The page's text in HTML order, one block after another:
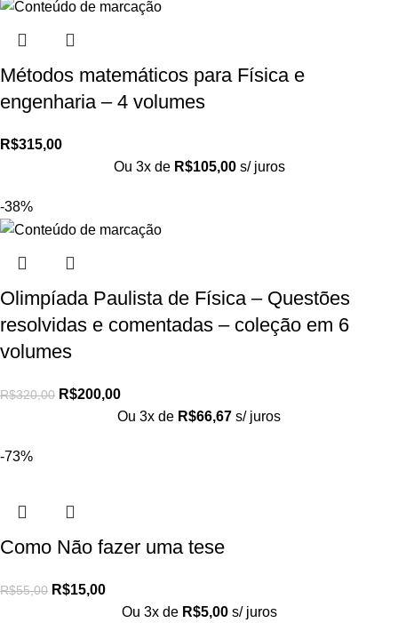
Métodos matemáticos para Física e
engenharia – 4 volumes
R$315,00
Ou 3x de R$105,00 s/ juros
-38%
Olimpíada Paulista de Física – Questões
resolvidas e comentadas – coleção em 6
volumes
R$320,00 R$200,00
Ou 3x de R$66,67 s/ juros
-73%
Como Não fazer uma tese
R$55,00 R$15,00
Ou 3x de R$5,00 s/ juros